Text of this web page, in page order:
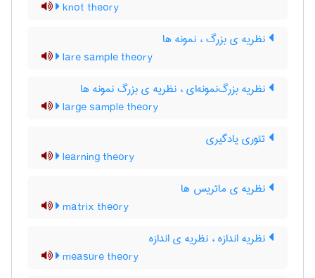
knot theory
نظریه ی بزرگ ، نمونه ها
lare sample theory
نظریه بزرگ‌نمونه‌ای ، نظریه ی بزرگ نمونه ها
large sample theory
تئوری یادگیری
learning theory
نظریه ی ماتریس ها
matrix theory
نظریه اندازه ، نظریه ی اندازه
measure theory